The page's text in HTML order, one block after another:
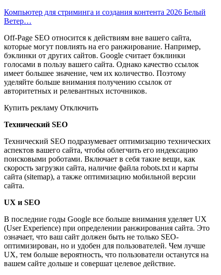
Компьютер для стриминга и создания контента 2026 Белый
Ветер…
Off-Page SEO относится к действиям вне вашего сайта,
которые могут повлиять на его ранжирование. Например,
бэклинки от других сайтов. Google считает бэклинки
голосами в пользу вашего сайта. Однако качество ссылок
имеет большее значение, чем их количество. Поэтому
уделяйте больше внимания получению ссылок от
авторитетных и релевантных источников.
Купить рекламу Отключить
Технический SEO
Технический SEO подразумевает оптимизацию технических
аспектов вашего сайта, чтобы облегчить его индексацию
поисковыми роботами. Включает в себя такие вещи, как
скорость загрузки сайта, наличие файла robots.txt и карты
сайта (sitemap), а также оптимизацию мобильной версии
сайта.
UX и SEO
В последние годы Google все больше внимания уделяет UX
(User Experience) при определении ранжирования сайта. Это
означает, что ваш сайт должен быть не только SEO-
оптимизирован, но и удобен для пользователей. Чем лучше
UX, тем больше вероятность, что пользователи останутся на
вашем сайте дольше и совершат целевое действие.